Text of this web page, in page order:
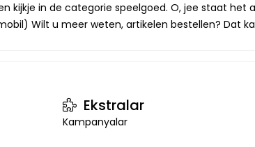
kijkje in de categorie speelgoed. O, jee staat
Wilt u meer weten, artikelen bestellen? Dat
Ekstralar
Kampanyalar